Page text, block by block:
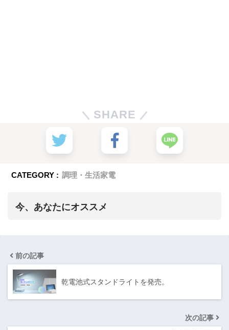
SHARE
CATEGORY : 調理・生活家電
今、あなたにオススメ
前の記事
乾電池式スタンドライトを発売。
次の記事